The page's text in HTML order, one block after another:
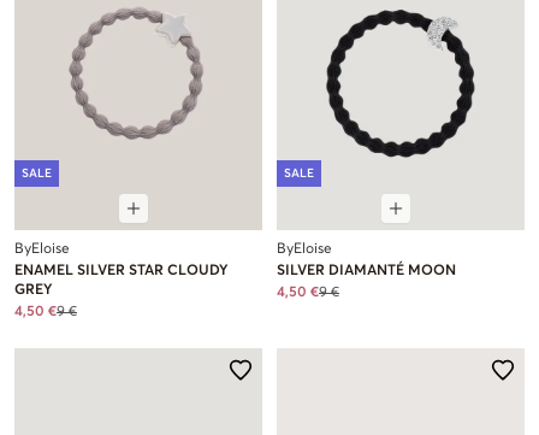
SALE
ByEloise
ENAMEL SILVER STAR CLOUDY
GREY
4,50 €9 €
SALE
ByEloise
SILVER DIAMANTÉ MOON
4,50 €9 €